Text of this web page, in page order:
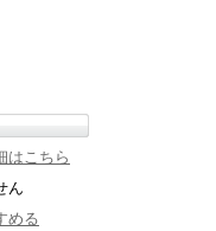
はこちら
ん
める